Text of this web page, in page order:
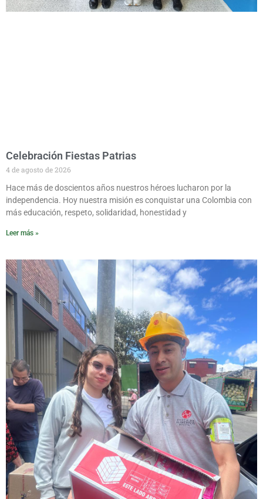
Celebración Fiestas Patrias
4 de agosto de 2026
Hace más de doscientos años nuestros héroes lucharon por la
independencia. Hoy nuestra misión es conquistar una Colombia con
más educación, respeto, solidaridad, honestidad y
Leer más »